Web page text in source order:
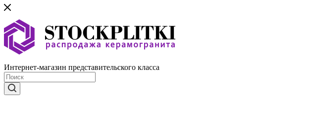
Интернет-магазин представительского класса